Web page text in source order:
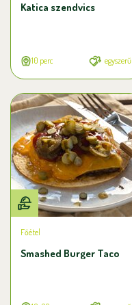
Katica szendvics
10 perc egyszerű
Főétel
Smashed Burger Taco